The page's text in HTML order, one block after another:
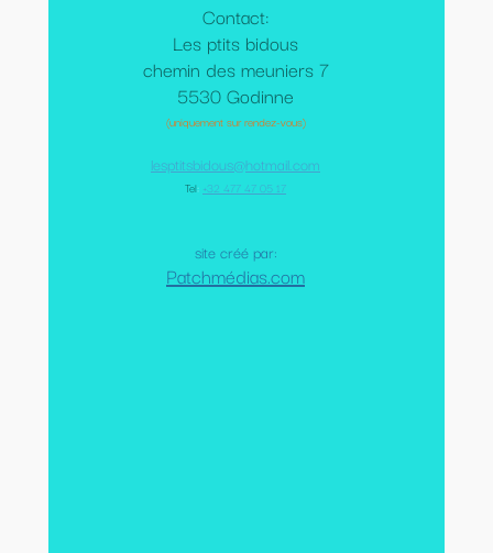
Contact:
Les ptits bidous
chemin des meuniers 7
5530 Godinne
(uniquement sur rendez-vous)
lesptitsbidous@hotmail.com
Tel: +32 477 47 05 17
site créé par:
Patchmédias.com